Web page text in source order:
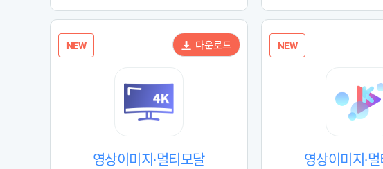
수
등
록
수
수
등
록
NEW
영상이미지·멀티모달
다운로드 NEW
영상이미지·